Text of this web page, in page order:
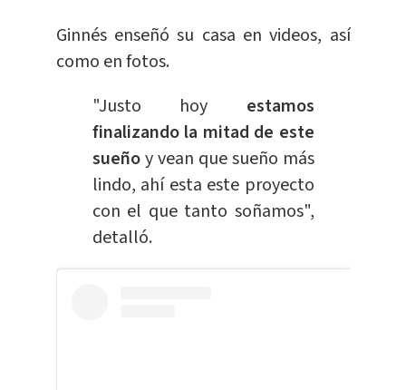
Ginnés enseñó su casa en videos, así
como en fotos.
"Justo hoy estamos
finalizando la mitad de este
sueñoy vean que sueño más
lindo, ahí esta este proyecto
con el que tanto soñamos",
detalló.